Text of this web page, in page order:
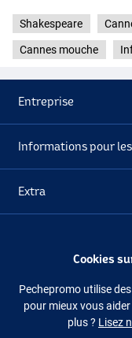
Shakespeare
Cannes mouche
Entreprise
Informations pour
Extra
Suivez-nous
Cookies
Pechepromo utilise
pour mieux vous
plus ? Lisez